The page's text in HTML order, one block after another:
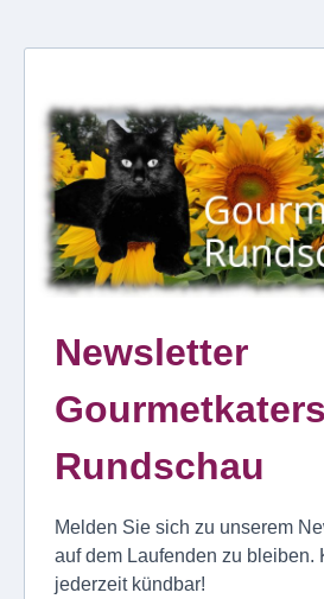
Newsletter
Gourmetkaters
Rundschau
Melden Sie sich zu unserem
auf dem Laufenden zu bleiben.
jederzeit kündbar!